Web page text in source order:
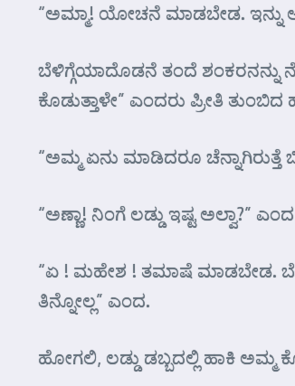
“ಅಮ್ಮಾ! ಯೋಚನೆ ಮಾಡಬೇಡ. ಇನ್ನು
ಬೆಳಿಗ್ಗೆಯಾದೊಡನೆ ತಂದೆ ಶಂಕರನನ್ನು
ಕೊಡುತ್ತಾಳೇ” ಎಂದರು ಪ್ರೀತಿ
“ಅಮ್ಮ ಏನು ಮಾಡಿದರೂ ಚೆನ್ನಾಗಿರುತ್ತೆ
“ಅಣ್ಣಾ! ನಿಂಗೆ ಲಡ್ಡು ಇಷ್ಟ ಅಲ್ವಾ?”
“ಏ ! ಮಹೇಶ ! ತಮಾಷೆ ಮಾಡಬೇಡ.
ತಿನ್ನೋಲ್ಲ” ಎಂದ.
ಹೋಗಲಿ, ಲಡ್ಡು ಡಬ್ಬದಲ್ಲಿ ಹಾಕಿ ಅಮ್ಮ